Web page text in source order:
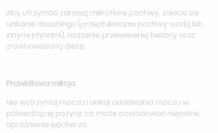
Aby utrzymać zdrową mikroflorę pochwy, zaleca się
unikanie douchingu (przepłukiwania pochwy wodą lub
innymi płynami), noszenie przewiewnej bielizny oraz
zrównoważoną dietę.
Prawidłowa mikcja.
Nie wstrzymuj moczu i unikaj oddawania moczu w
półsiedzącej pozycji, co może powodować niepełne
opróżnienie pęcherza.